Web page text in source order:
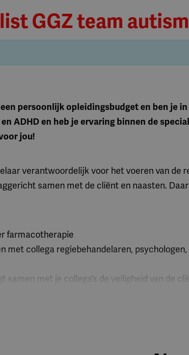
GGZ team
persoonlijk opleidingsbudget en ben je
ADHD en heb je ervaring binnen de
jou!
verantwoordelijk voor het voeren van de
samen met de cliënt en naasten.
farmacotherapie
collega regiebehandelaren,
met je collega’s de veiligheid van de
zoals het begeleiden van een verpleegkundig
bovenop de CAO regeling voor